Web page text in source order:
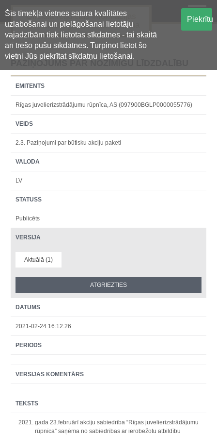
Šīs tīmekļa vietnes satura kvalitātes
uzlabošanai un pielāgošanai lietotāju
vajadzībām tiek lietotas sīkdatnes - tai skaitā
arī trešo pušu sīkdatnes. Turpinot lietot šo
vietni Jūs piekrītat sīkdatņu lietošanai.
Piekrītu
Oficiālā regulētās informācijas
centralizētā glabāšanas sistēma
PAZIŅOJUMS PAR NOZĪMĪGU LĪDZDALĪBU
EMITENTS
Rīgas juvelierizstrādājumu rūpnīca, AS (097900BGLP0000055776)
VEIDS
2.3. Paziņojumi par būtisku akciju paketi
VALODA
LV
STATUSS
Publicēts
VERSIJA
Aktuālā (1)
DATUMS
2021-02-24 16:12:26
PERIODS
VERSIJAS KOMENTĀRS
TEKSTS
gada 23.februārī akciju sabiedrība “Rīgas juvelierizstrādājumu
rūpnīca” saņēma no sabiedrības ar ierobežotu atbildību